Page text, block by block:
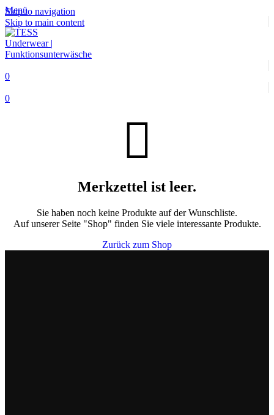
Skip to navigation
Skip to main content
Menü
0
0
Merkzettel ist leer.
Sie haben noch keine Produkte auf der Wunschliste.
Auf unserer Seite "Shop" finden Sie viele interessante Produkte.
Zurück zum Shop